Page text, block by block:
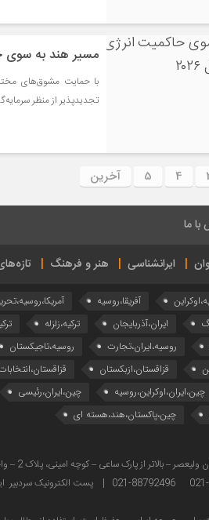
مسیر هند به سوی
با حمایت مشوق‌های
تجدیدپذیر از منظر
4
5 آخرین
ما
ایرانشناسی هنر و فرهنگ
آفریقا،روسیه
ایران،آذربایجان ترکیه،زلزله
روسیه،ایران،تجارت روسیه،تاجیکستان
قزاقستان،ازبکستان
چین،ایران،اوکراین،روسیه چین،ایران،رئیسی
چین،پاکستان،هند،هسته ای